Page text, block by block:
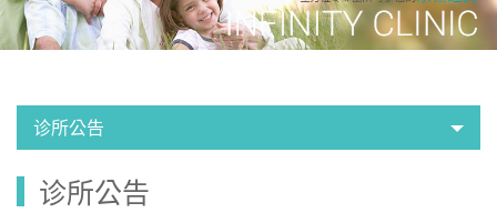
服务项目
医师团队
医疗新知
诊所公告
诊所公告